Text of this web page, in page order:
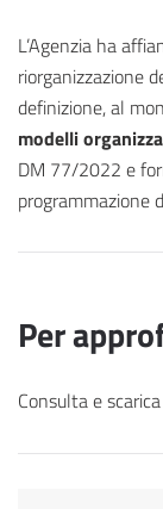
L’Agenzia ha
riorganizzazione
definizione, al
modelli
DM 77/2022 e
programmazione
Per
Consulta e